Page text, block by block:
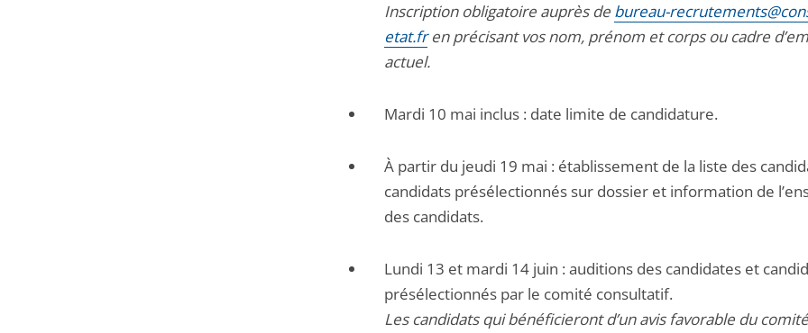
Inscription obligatoire auprès de bureau-
etat.fren précisant vos nom, prénom et corps ou cadre
actuel.
Mardi 10 mai inclus : date limite de candidature.
À partir du jeudi 19 mai : établissement de la liste des
candidats présélectionnés sur dossier et information de
des candidats.
Lundi 13 et mardi 14 juin : auditions des candidates et
présélectionnés par le comité consultatif.
Les candidats qui bénéficieront d’un avis favorable du comité